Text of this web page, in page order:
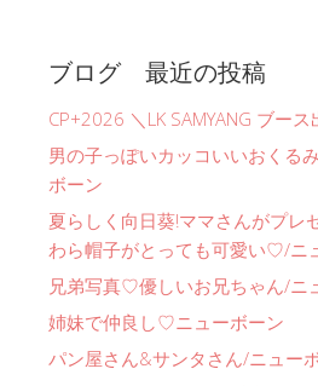
ブログ 最近の投稿
CP+2026 ＼LK SAMYANG ブー
男の子っぽいカッコいいおくる
ボーン
夏らしく向日葵!ママさんがプレ
わら帽子がとっても可愛い♡/ニ
兄弟写真♡優しいお兄ちゃん/ニ
姉妹で仲良し♡ニューボーン
パン屋さん&サンタさん/ニュー